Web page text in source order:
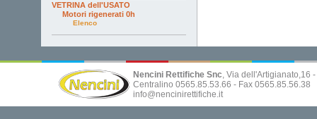
VETRINA dell'USATO
Motori rigenerati 0h
Elenco
Nencini Rettifiche Snc, Via dell'Artigianato,16
Centralino 0565.85.53.66 - Fax 0565.85.56.38
info@nencinirettifiche.it